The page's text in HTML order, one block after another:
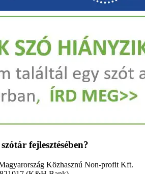
fejlesztésében?
Közhasznú Non-profit Kft.